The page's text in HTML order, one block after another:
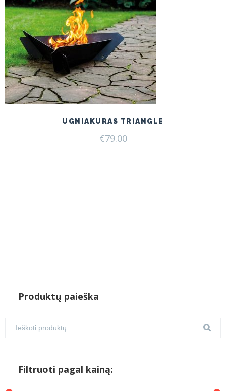
UGNIAKURAS TRIANGLE
€79.00
Produktų paieška
Filtruoti pagal kainą: